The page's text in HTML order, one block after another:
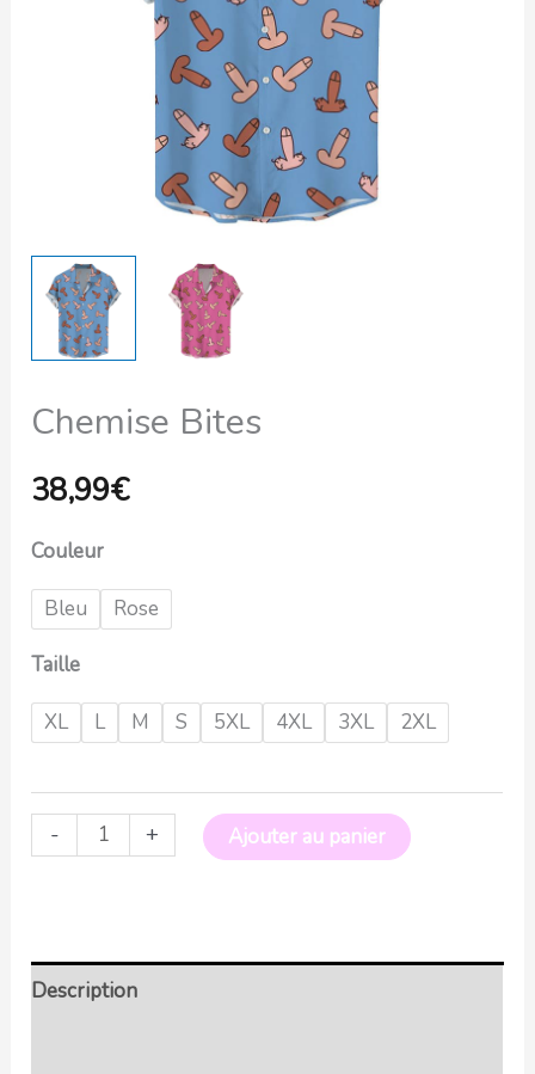
Chemise Bites
38,99€
Couleur
Bleu Rose
Taille
XL L M S 5XL 4XL 3XL 2XL
- + Ajouter au panier
Description